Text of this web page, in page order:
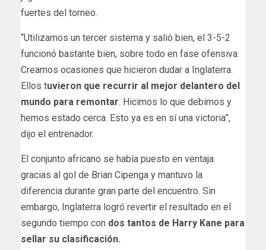
fuertes del torneo.
“Utilizamos un tercer sistema y salió bien, el 3-5-2
funcionó bastante bien, sobre todo en fase ofensiva.
Creamos ocasiones que hicieron dudar a Inglaterra.
Ellos tuvieron que recurrir al mejor delantero del
mundo para remontar. Hicimos lo que debimos y
hemos estado cerca. Esto ya es en sí una victoria”,
dijo el entrenador.
El conjunto africano se había puesto en ventaja
gracias al gol de Brian Cipenga y mantuvo la
diferencia durante gran parte del encuentro. Sin
embargo, Inglaterra logró revertir el resultado en el
segundo tiempo con dos tantos de Harry Kane para
sellar su clasificación.